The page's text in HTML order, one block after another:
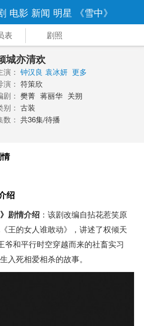
电影 新闻 明星 《雪中》
表 剧照
城亦清欢
演： 钟汉良 袁冰妍 更多
演： 符策欣
剧： 樊菁 蒋丽华 关朔
别： 古装
数： 共36集/待播
绍
剧情介绍 ：该剧改编自拈花惹笑原
王的女人谁敢动》，讲述了权倾天
爷和平行时空穿越而来的社畜实习
入死相爱相杀的故事。